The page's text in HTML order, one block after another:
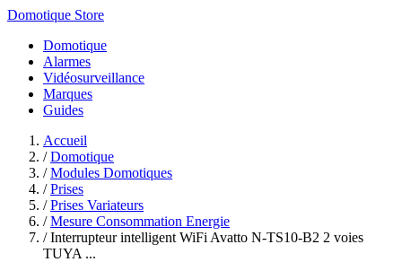
Domotique Store
Domotique
Alarmes
Vidéosurveillance
Marques
Guides
Accueil
/ Domotique
/ Modules Domotiques
/ Prises
/ Prises Variateurs
/ Mesure Consommation Energie
/ Interrupteur intelligent WiFi Avatto N-TS10-B2 2 voies
TUYA ...